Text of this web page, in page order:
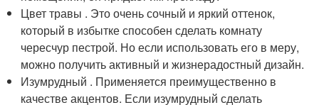
Цвет травы . Это очень сочный и яркий оттенок,
который в избытке способен сделать комнату
чересчур пестрой. Но если использовать его в меру,
можно получить активный и жизнерадостный дизайн.
Изумрудный . Применяется преимущественно в
качестве акцентов. Если изумрудный сделать